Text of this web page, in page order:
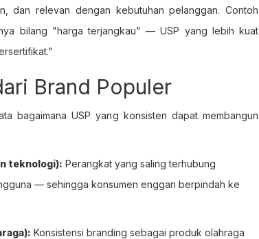
dan relevan dengan kebutuhan pelanggan. Contoh
bilang "harga terjangkau" — USP yang lebih kuat
Brand Populer
bagaimana USP yang konsisten dapat membangun
teknologi): Perangkat yang saling terhubung
— sehingga konsumen enggan berpindah ke
Konsistensi branding sebagai produk olahraga